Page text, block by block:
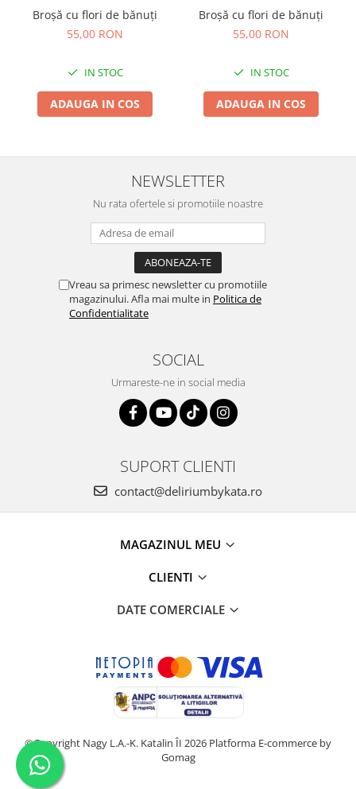
Broșă cu flori de bănuți
55,00 RON
IN STOC
ADAUGA IN COS
Broșă cu flori de bănuți
55,00 RON
IN STOC
ADAUGA IN COS
NEWSLETTER
Nu rata ofertele si promotiile noastre
Vreau sa primesc newsletter cu promotiile
magazinului. Afla mai multe in Politica de
Confidentialitate
SOCIAL
Urmareste-ne in social media
SUPORT CLIENTI
contact@deliriumbykata.ro
MAGAZINUL MEU
CLIENTI
DATE COMERCIALE
©Copyright Nagy L.A.-K. Katalin ÎI 2026 Platforma E-commerce by
Gomag